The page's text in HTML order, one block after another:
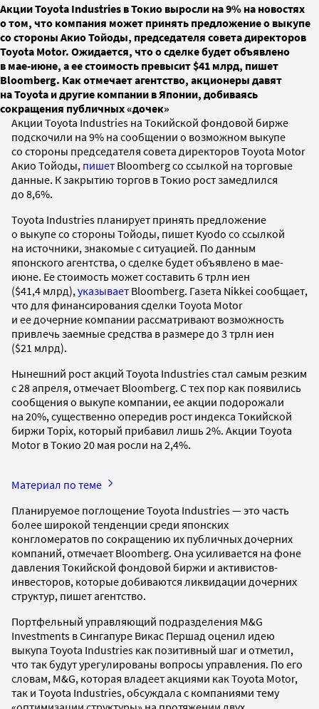
Акции Toyota Industries в Токио выросли на 9% на новостях
о том, что компания может принять предложение о выкупе
со стороны Акио Тойоды, председателя совета директоров
Toyota Motor. Ожидается, что о сделке будет объявлено
в мае-июне, а ее стоимость превысит $41 млрд, пишет
Bloomberg. Как отмечает агентство, акционеры давят
на Toyota и другие компании в Японии, добиваясь
сокращения публичных «дочек»
Акции Toyota Industries на Токийской фондовой бирже
подскочили на 9% на сообщении о возможном выкупе
со стороны председателя совета директоров Toyota Motor
Акио Тойоды, пишет Bloomberg со ссылкой на торговые
данные. К закрытию торгов в Токио рост замедлился
до 8,6%.
Toyota Industries планирует принять предложение
о выкупе со стороны Тойоды, пишет Kyodo со ссылкой
на источники, знакомые с ситуацией. По данным
японского агентства, о сделке будет объявлено в мае-
июне. Ее стоимость может составить 6 трлн иен
($41,4 млрд), указывает Bloomberg. Газета Nikkei сообщает,
что для финансирования сделки Toyota Motor
и ее дочерние компании рассматривают возможность
привлечь заемные средства в размере до 3 трлн иен
($21 млрд).
Нынешний рост акций Toyota Industries стал самым резким
с 28 апреля, отмечает Bloomberg. С тех пор как появились
сообщения о выкупе компании, ее акции подорожали
на 20%, существенно опередив рост индекса Токийской
биржи Topix, который прибавил лишь 2%. Акции Toyota
Motor в Токио 20 мая росли на 2,4%.
Материал по теме
Планируемое поглощение Toyota Industries — это часть
более широкой тенденции среди японских
конгломератов по сокращению их публичных дочерних
компаний, отмечает Bloomberg. Она усиливается на фоне
давления Токийской фондовой биржи и активистов-
инвесторов, которые добиваются ликвидации дочерних
структур, пишет агентство.
Портфельный управляющий подразделения M&G
Investments в Сингапуре Викас Першад оценил идею
выкупа Toyota Industries как позитивный шаг и отметил,
что так будут урегулированы вопросы управления. По его
словам, M&G, которая владеет акциями как Toyota Motor,
так и Toyota Industries, обсуждала с компаниями тему